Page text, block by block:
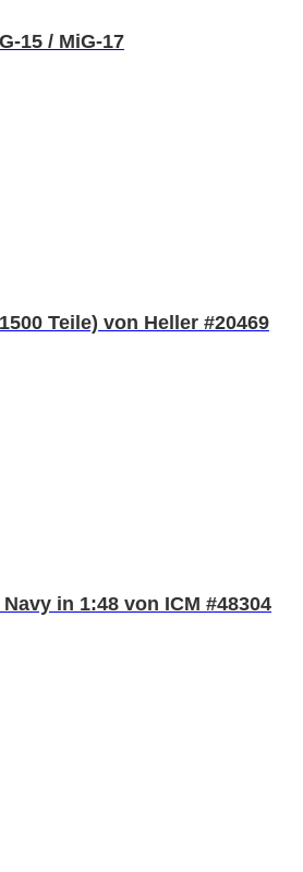
15 / MiG-17
Teile) von Heller #20469
in 1:48 von ICM #48304